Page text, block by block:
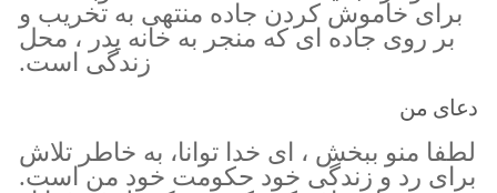
برای خاموش کردن جاده منتهی به تخریب و
بر روی جاده ای که منجر به خانه پدر ، محل
زندگی است.
دعای من
لطفا منو ببخش ، ای خدا توانا، به خاطر تلاش
برای رد و زندگی خود حکومت خود من است.